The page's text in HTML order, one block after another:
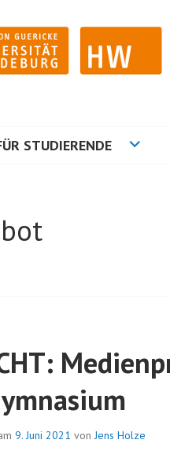
STUDIERENDE
9. Juni 2021 vonJens Holze